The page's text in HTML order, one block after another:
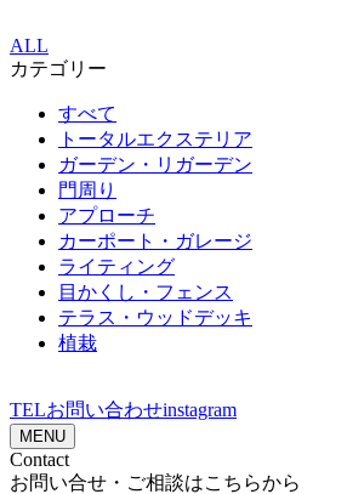
ALL
カテゴリー
すべて
トータルエクステリア
ガーデン・リガーデン
門周り
アプローチ
カーポート・ガレージ
ライティング
目かくし・フェンス
テラス・ウッドデッキ
植栽
TELお問い合わせinstagram
MENU
Contact
お問い合せ・ご相談はこちらから